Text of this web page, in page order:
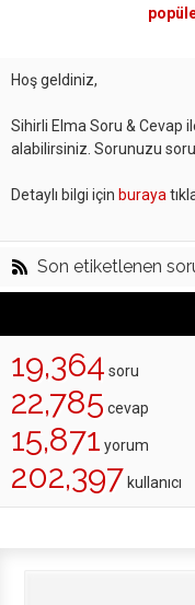
Hoş geldiniz,
Sihirli Elma Soru & Cevap
alabilirsiniz. Sorunuzu
Detaylı bilgi için buraya
Son etiketlenen
19,364 soru
22,785 cevap
15,871 yorum
202,397 kullanıcı